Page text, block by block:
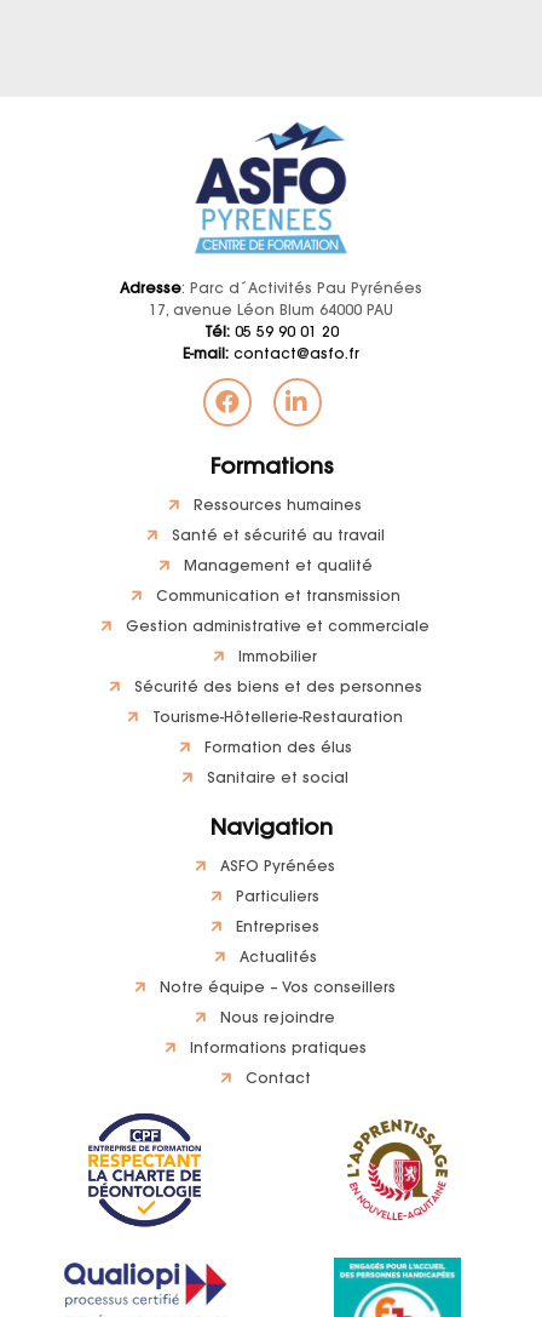
Adresse: Parc d´Activités Pau Pyrénées
17, avenue Léon Blum 64000 PAU
Tél:05 59 90 01 20
E-mail: contact@asfo.fr
Formations
Ressources humaines
Santé et sécurité au travail
Management et qualité
Communication et transmission
Gestion administrative et commerciale
Immobilier
Sécurité des biens et des personnes
Tourisme-Hôtellerie-Restauration
Formation des élus
Sanitaire et social
Navigation
ASFO Pyrénées
Particuliers
Entreprises
Actualités
Notre équipe – Vos conseillers
Nous rejoindre
Informations pratiques
Contact